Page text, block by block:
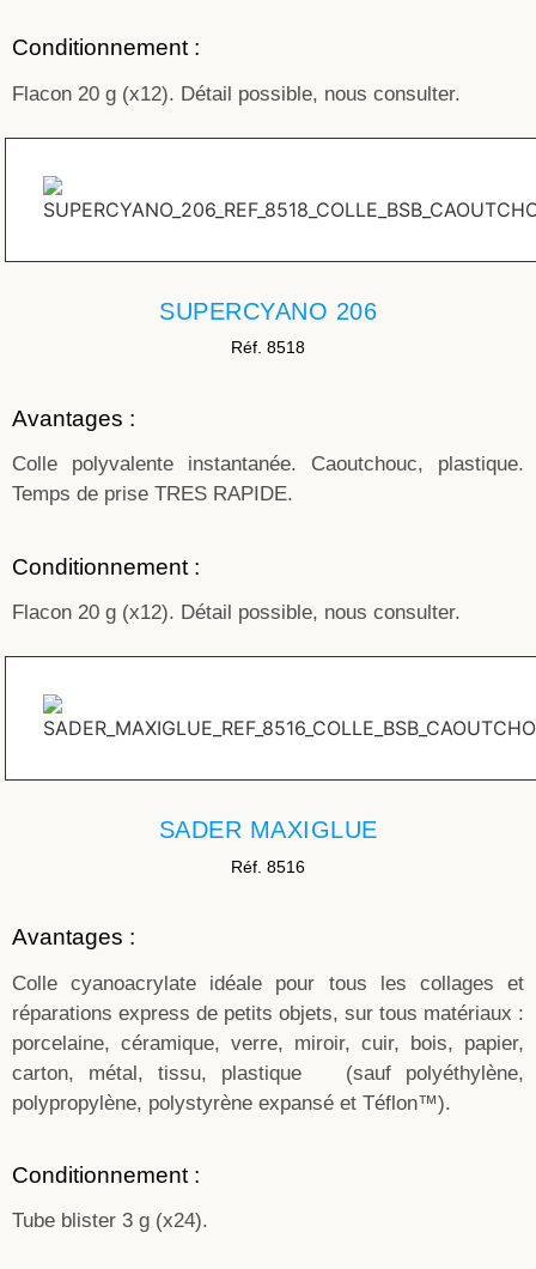
Conditionnement :
Flacon 20 g (x12). Détail possible, nous consulter.
SUPERCYANO 206
Réf. 8518
Avantages :
Colle polyvalente instantanée. Caoutchouc, plastique.
Temps de prise TRES RAPIDE.
Conditionnement :
Flacon 20 g (x12). Détail possible, nous consulter.
SADER MAXIGLUE
Réf. 8516
Avantages :
Colle cyanoacrylate idéale pour tous les collages et
réparations express de petits objets, sur tous matériaux :
porcelaine, céramique, verre, miroir, cuir, bois, papier,
carton, métal, tissu, plastique (sauf polyéthylène,
polypropylène, polystyrène expansé et Téflon™).
Conditionnement :
Tube blister 3 g (x24).